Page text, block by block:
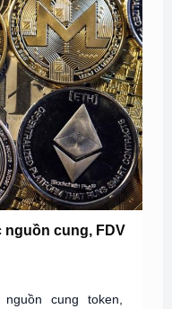
nguồn cung, FDV
cung token,